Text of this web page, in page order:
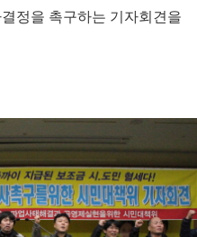
정을 촉구하는 기자회견을